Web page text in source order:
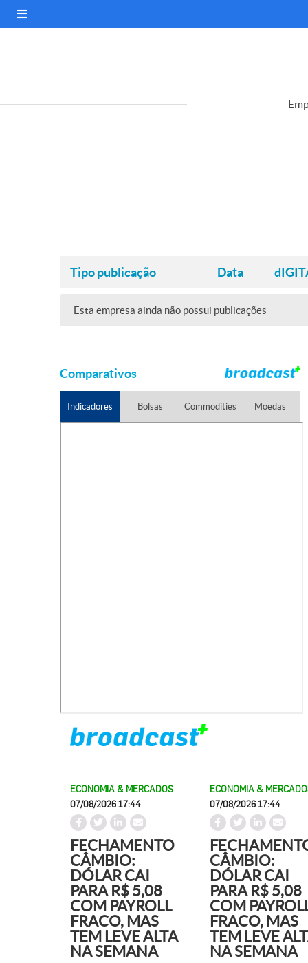
Tipo publicação Data
Esta empresa ainda não possui publicações
Comparativos
Indicadores Bolsas Commodities Moedas
ECONOMIA & MERCADOS
07/08/2026 17:44
FECHAMENTO
CÂMBIO:
DÓLAR CAI
PARA R$ 5,08
COM PAYROLL
FRACO, MAS
TEM LEVE ALTA
NA SEMANA
ECONOMIA &
07/08/2026 17:44
CÂMBIO:
DÓLAR CAI
PARA R$ 5,08
COM
FRACO, MAS
TEM LEVE
NA SEMANA